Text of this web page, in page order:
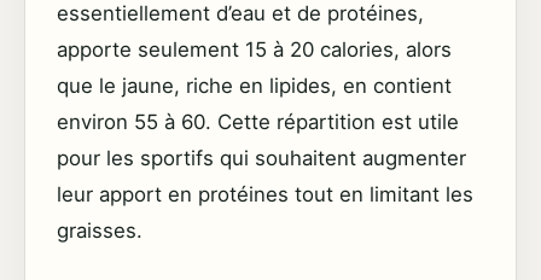
essentiellement d’eau et de protéines,
apporte seulement 15 à 20 calories, alors
que le jaune, riche en lipides, en contient
environ 55 à 60. Cette répartition est utile
pour les sportifs qui souhaitent augmenter
leur apport en protéines tout en limitant les
graisses.